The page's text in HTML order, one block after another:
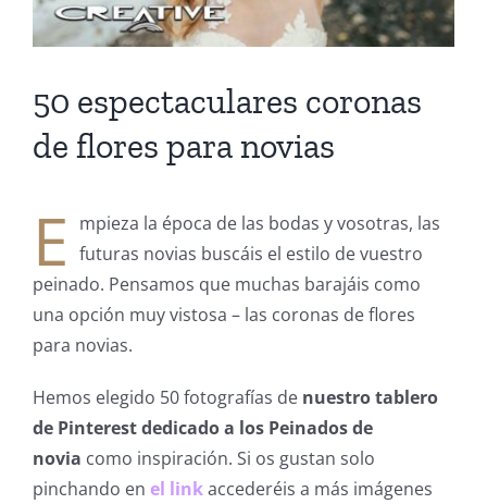
50 espectaculares coronas
de flores para novias
E
mpieza la época de las bodas y vosotras, las
futuras novias buscáis el estilo de vuestro
peinado. Pensamos que muchas barajáis como
una opción muy vistosa – las coronas de flores
para novias.
Hemos elegido 50 fotografías de nuestro tablero
de Pinterest dedicado a los Peinados de
novia como inspiración. Si os gustan solo
pinchando en el linkaccederéis a más imágenes